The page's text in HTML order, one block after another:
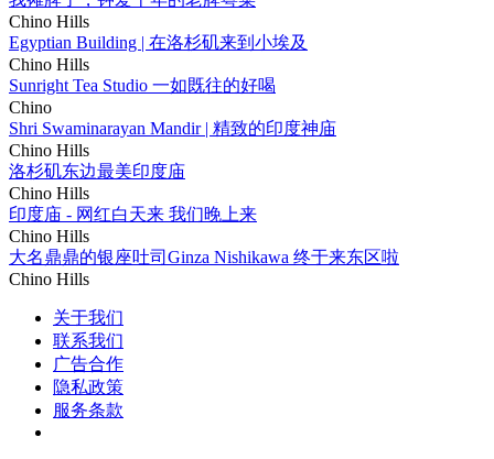
Chino Hills
Egyptian Building | 在洛杉矶来到小埃及
Chino Hills
Sunright Tea Studio 一如既往的好喝
Chino
Shri Swaminarayan Mandir | 精致的印度神庙
Chino Hills
洛杉矶东边最美印度庙
Chino Hills
印度庙 - 网红白天来 我们晚上来
Chino Hills
大名鼎鼎的银座吐司Ginza Nishikawa 终于来东区啦
Chino Hills
关于我们
联系我们
广告合作
隐私政策
服务条款